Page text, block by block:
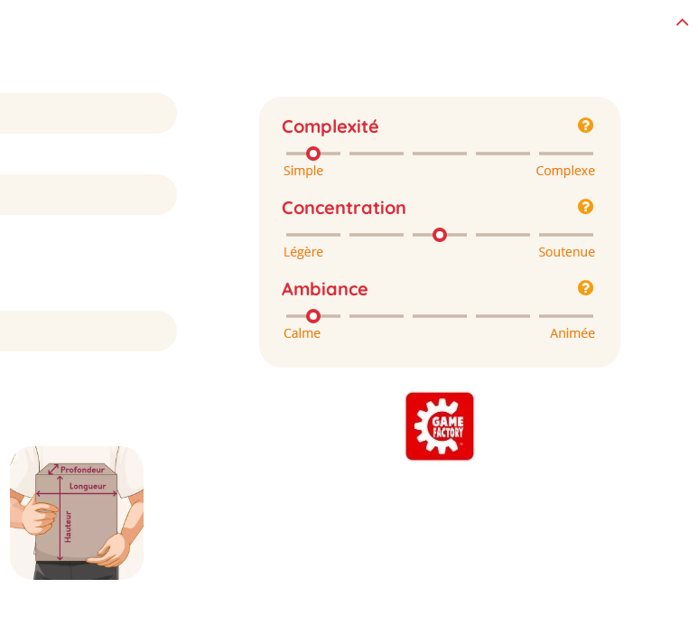
Complexité
Concentration
Ambiance